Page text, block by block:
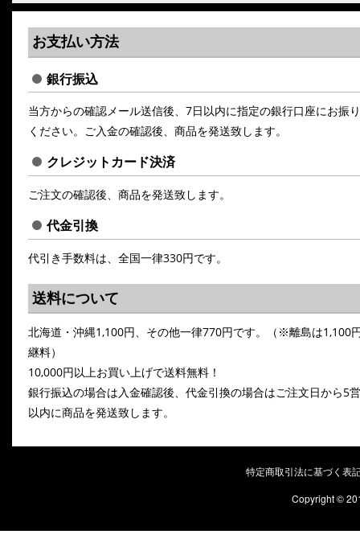
お支払い方法
銀行振込
当方からの確認メール送信後、7日以内に指定の銀行口座にお振
ください。ご入金の確認後、商品を発送致します。
クレジットカード決済
ご注文の確認後、商品を発送致します。
代金引換
代引き手数料は、全国一律330円です。
送料について
北海道・沖縄1,100円、その他一律770円です。（※離島は1,100
継料）
10,000円以上お買い上げで送料無料！
銀行振込の場合は入金確認後、代金引換の場合はご注文日から5
以内に商品を発送致します。
特定商取引法に基づく表
Copyright ©